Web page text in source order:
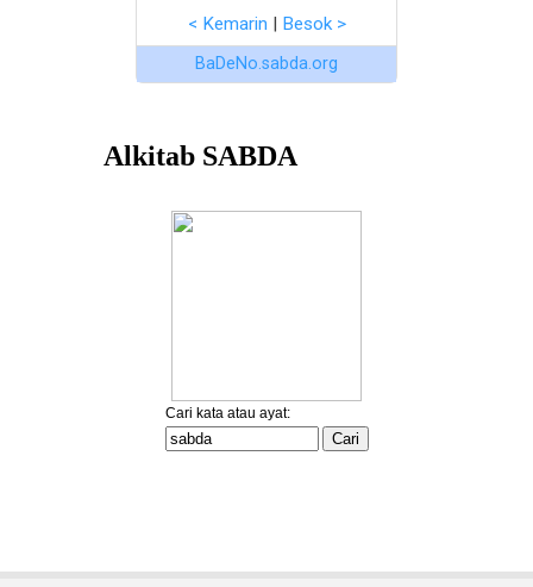
< Kemarin | Besok >
BaDeNo.sabda.org